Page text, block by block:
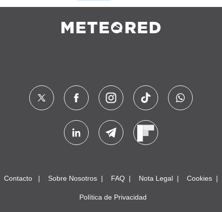
Contacto Sobre Nosotros FAQ Nota Legal Cookies
Política de Privacidad